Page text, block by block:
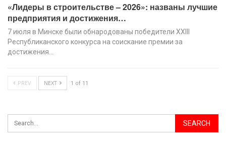
«Лидеры в строительстве – 2026»: названы лучшие
предприятия и достижения…
7 июля в Минске были обнародованы победители XХIII
Республиканского конкурса на соискание премии за
достижения…
PREV NEXT 1 of 11